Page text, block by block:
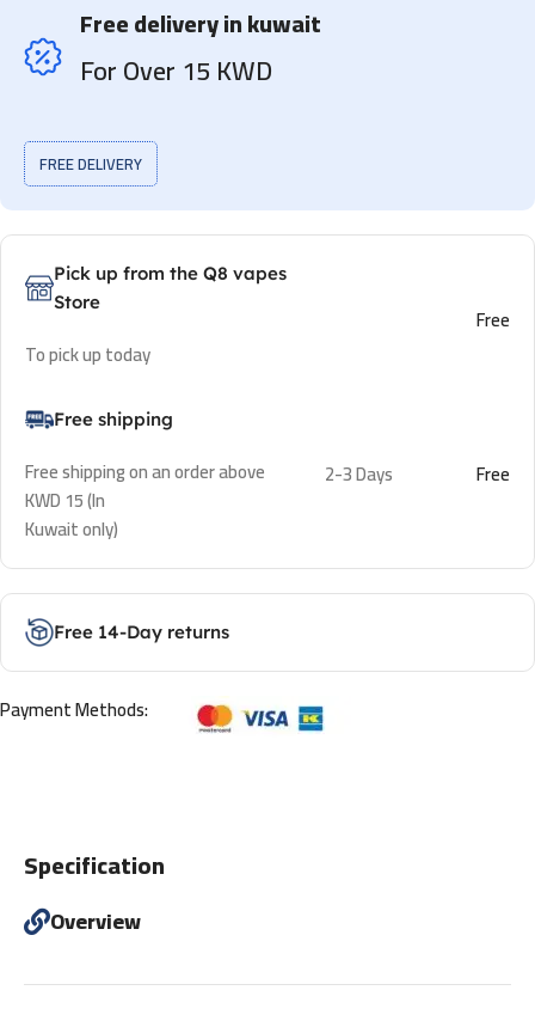
Free delivery in kuwait
For Over 15 KWD
FREE DELIVERY
Pick up from the Q8 vapes
Store
To pick up today
Free
Free shipping
Free shipping on an order above
KWD 15 (In
Kuwait only)
2-3 Days Free
Free 14-Day returns
Payment Methods:
Specification
Overview